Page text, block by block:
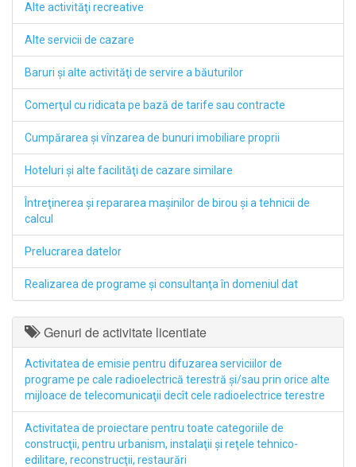
Alte activităţi recreative
Alte servicii de cazare
Baruri şi alte activităţi de servire a băuturilor
Comerţul cu ridicata pe bază de tarife sau contracte
Cumpărarea şi vînzarea de bunuri imobiliare proprii
Hoteluri şi alte facilităţi de cazare similare
Întreţinerea şi repararea maşinilor de birou şi a tehnicii de
calcul
Prelucrarea datelor
Realizarea de programe şi consultanţa în domeniul dat
Genuri de activitate licentiate
Activitatea de emisie pentru difuzarea serviciilor de
programe pe cale radioelectrică terestră şi/sau prin orice alte
mijloace de telecomunicaţii decît cele radioelectrice terestre
Activitatea de proiectare pentru toate categoriile de
construcţii, pentru urbanism, instalaţii şi reţele tehnico-
edilitare, reconstrucţii, restaurări